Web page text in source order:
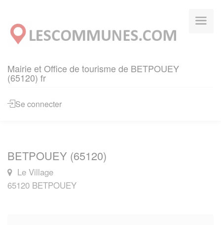
Mairie et Office de tourisme de BETPOUEY
(65120) fr
Se connecter
BETPOUEY (65120)
Le Village
65120 BETPOUEY